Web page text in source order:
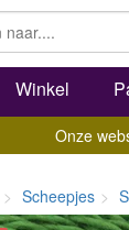
Winkel
Onze
Scheepjes